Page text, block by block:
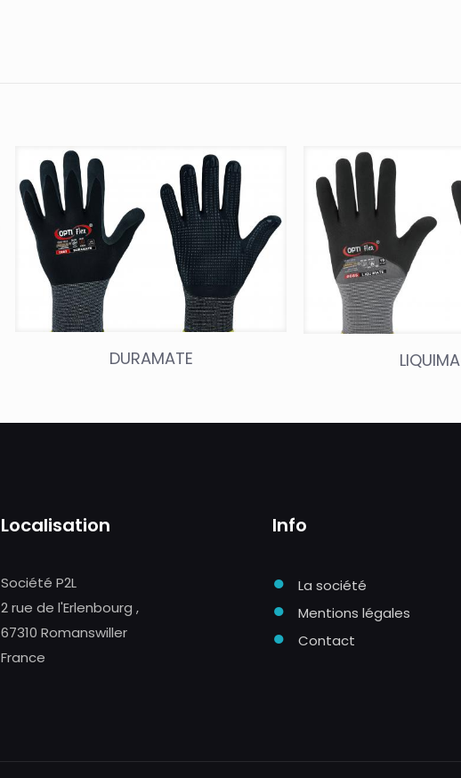
DURAMATE
Localisation
Société P2L
2 rue de l'Erlenbourg ,
67310 Romanswiller
France
Info
● La société
● Mentions légales
● Contact